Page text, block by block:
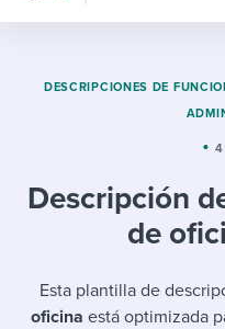
I
I’m
DESCRIPCIONES DE
4
Descripción
de
Esta plantilla de
oficina está optimizada